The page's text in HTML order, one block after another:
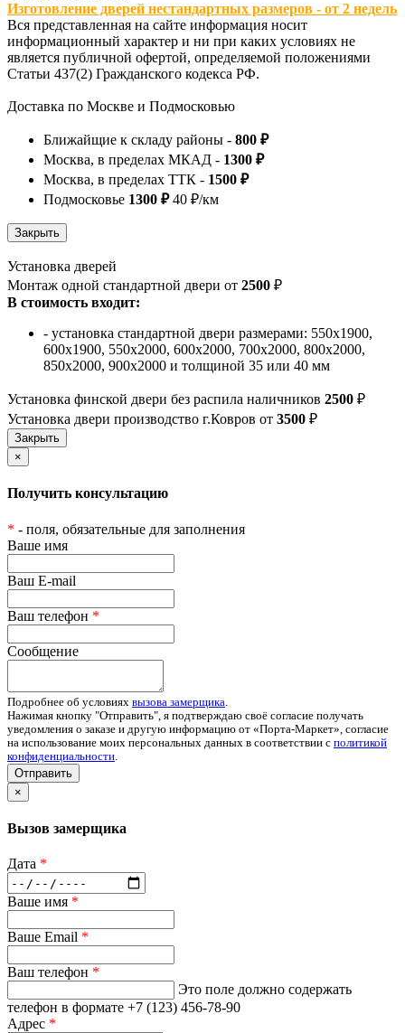
Изготовление дверей нестандартных размеров - от 2 недель
Вся представленная на сайте информация носит
информационный характер и ни при каких условиях не
является публичной офертой, определяемой положениями
Статьи 437(2) Гражданского кодекса РФ.
Доставка по Москве и Подмосковью
Ближайщие к складу районы - 800 ₽
Москва, в пределах МКАД - 1300 ₽
Москва, в пределах ТТК - 1500 ₽
Подмосковье 1300 ₽40 ₽/км
Установка дверей
Монтаж одной стандартной двери от 2500 ₽
В стоимость входит:
- установка стандартной двери размерами: 550х1900,
600х1900, 550х2000, 600х2000, 700х2000, 800х2000,
850х2000, 900х2000 и толщиной 35 или 40 мм
Установка финской двери без распила наличников 2500 ₽
Установка двери производство г.Ковров от 3500 ₽
×
Получить консультацию
* - поля, обязательные для заполнения
Ваше имя
Ваш E-mail
Ваш телефон *
Сообщение
Подробнее об условиях вызова замерщика
Нажимая кнопку "Отправить", я подтверждаю своё согласие получать
уведомления о заказе и другую информацию от «Порта-Маркет», согласие
на использование моих персональных данных в соответствии с политикой
конфиденциальности
Отправить
×
Вызов замерщика
Дата *
Ваше имя *
Ваше Email *
Ваш телефон *
Это поле должно содержать
телефон в формате +7 (123) 456-78-90
Адрес *